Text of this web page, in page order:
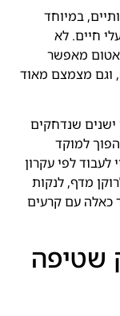
במיוחד
חיים. לא
מאפשר
וגם מצמצם מאוד
שנדחקים
למוקד
לעבוד לפי עקרון
מדף, לנקות
כאלה עם קרעים
שטיפה